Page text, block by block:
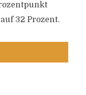
32 Prozent.